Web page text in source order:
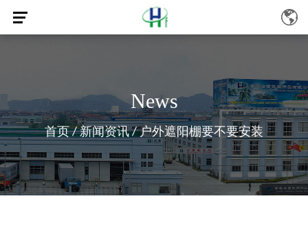
News
首页/新闻资讯/户外遮阳棚要不要安装